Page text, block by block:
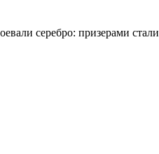
серебро: призерами